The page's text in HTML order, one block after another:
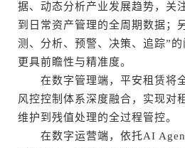
据、动态分析产业发展趋势，关
到日常资产管理的全周期数据；
测、分析、预警、决策、追踪”
更具前瞻性与精准度。
在数字管理端，平安租赁将
风控控制体系深度融合，实现对
维护到残值处理的全过程管控。
在数字运营端，依托AI